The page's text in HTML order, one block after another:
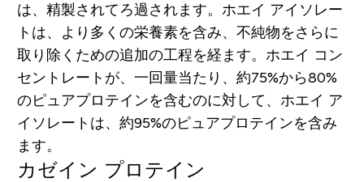
は、精製されてろ過されます。ホエイ アイソレー
トは、より多くの栄養素を含み、不純物をさらに
取り除くための追加の工程を経ます。ホエイ コン
セントレートが、一回量当たり、約75%から80%
のピュアプロテインを含むのに対して、ホエイ ア
イソレートは、約95%のピュアプロテインを含み
ます。
カゼイン プロテイン